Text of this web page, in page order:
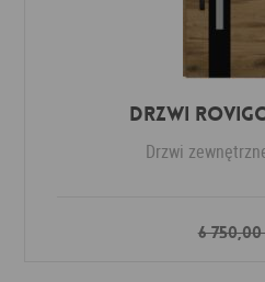
DRZWI
Drzwi
6 750,00
Dodaj do